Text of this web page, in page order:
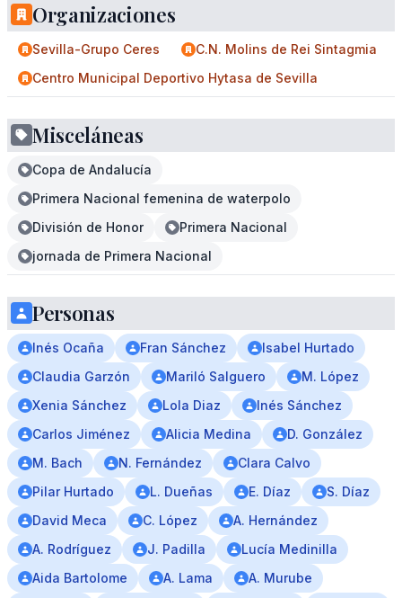
Organizaciones
Sevilla-Grupo Ceres
C.N. Molins de Rei Sintagmia
Centro Municipal Deportivo Hytasa de Sevilla
Misceláneas
Copa de Andalucía
Primera Nacional femenina de waterpolo
División de Honor
Primera Nacional
jornada de Primera Nacional
Personas
Inés Ocaña Fran Sánchez
Isabel Hurtado
Claudia Garzón
Mariló Salguero
M. López
Xenia Sánchez
Lola Diaz
Inés Sánchez
Carlos Jiménez
Alicia Medina
D. González
M. Bach
N. Fernández
Clara Calvo
Pilar Hurtado
L. Dueñas E. Díaz
S. Díaz
David Meca
C. López
A. Hernández
A. Rodríguez
J. Padilla
Lucía Medinilla
Aida Bartolome
A. Lama
A. Murube